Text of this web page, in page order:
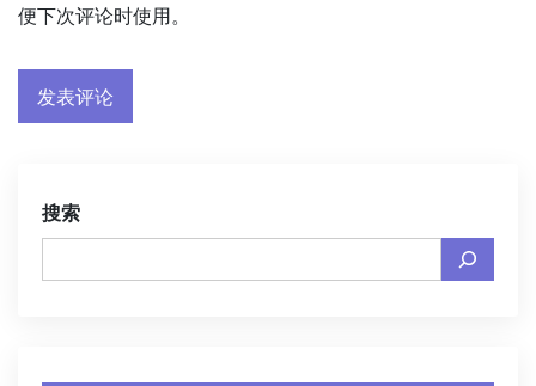
便下次评论时使用。
搜索